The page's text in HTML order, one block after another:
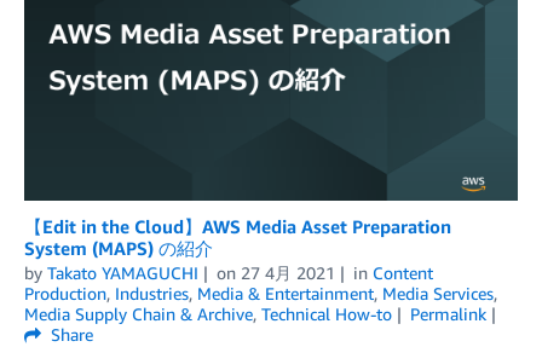
【Edit in the Cloud】AWS Media Asset Preparation
System (MAPS) の紹介
by Takato YAMAGUCHI on 27 4月 2021 in Content
Production, Industries, Media & Entertainment, Media Services,
Media Supply Chain & Archive, Technical How-to
Permalink
Share